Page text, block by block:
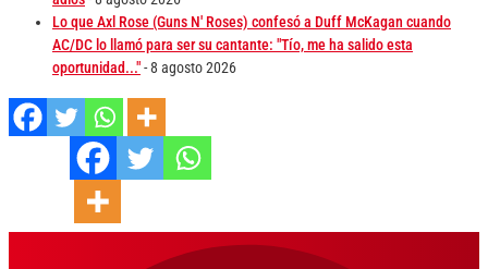
Lo que Axl Rose (Guns N' Roses) confesó a Duff McKagan cuando
AC/DC lo llamó para ser su cantante: "Tío, me ha salido esta
oportunidad..."- 8 agosto 2026